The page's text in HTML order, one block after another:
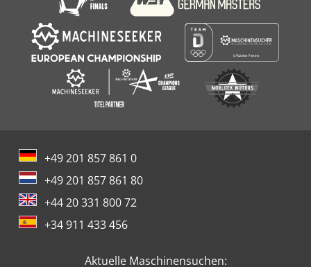
+49 201 857 861 0
+49 201 857 861 80
+44 20 331 800 72
+34 911 433 456
Aktuelle Maschinensuchen: